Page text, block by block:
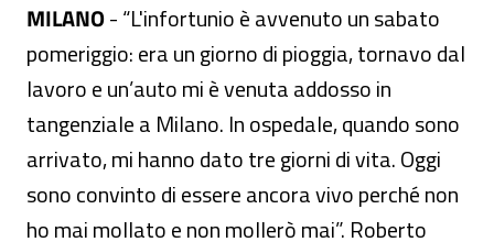
MILANO- “L'infortunio è avvenuto un sabato
pomeriggio: era un giorno di pioggia, tornavo dal
lavoro e un’auto mi è venuta addosso in
tangenziale a Milano. In ospedale, quando sono
arrivato, mi hanno dato tre giorni di vita. Oggi
sono convinto di essere ancora vivo perché non
ho mai mollato e non mollerò mai”. Roberto